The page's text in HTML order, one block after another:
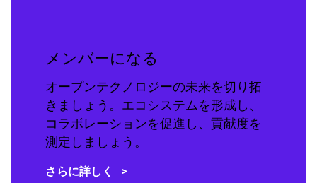
メンバーになる
オープンテクノロジーの未来を切り拓
きましょう。エコシステムを形成し、
コラボレーションを促進し、貢献度を
測定しましょう。
さらに詳しく